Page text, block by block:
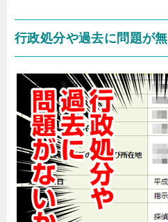
行政処分や過去に問題が